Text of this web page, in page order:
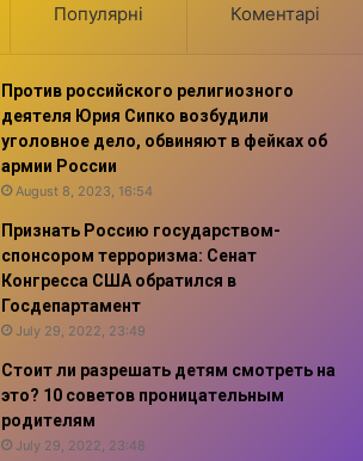
Популярні Коментарі
Против российского религиозного
деятеля Юрия Сипко возбудили
уголовное дело, обвиняют в фейках об
армии России
August 8, 2023, 16:54
Признать Россию государством-
спонсором терроризма: Сенат
Конгресса США обратился в
Госдепартамент
July 29, 2022, 23:49
Стоит ли разрешать детям смотреть на
это? 10 советов проницательным
родителям
July 29, 2022, 23:48